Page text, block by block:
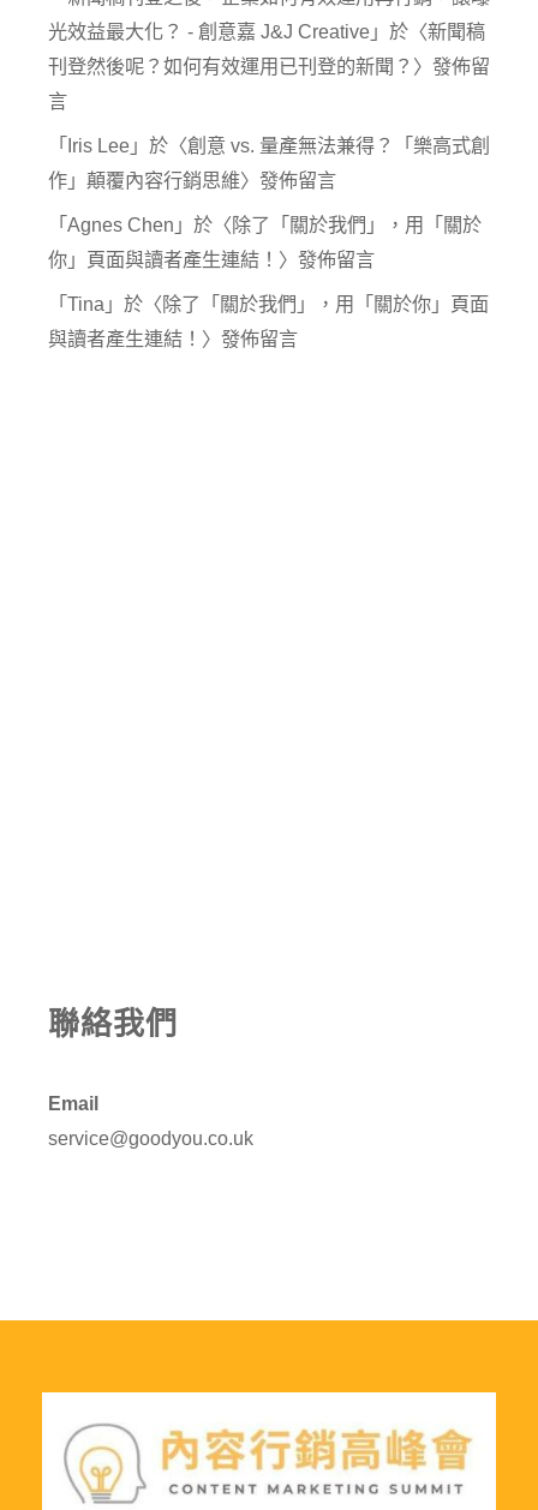
光效益最大化？ - 創意嘉 J&J Creative 」於〈新聞稿
刊登然後呢？如何有效運用已刊登的新聞？ 〉發佈留
言
「 Iris Lee 」於〈創意 vs. 量產無法兼得？「樂高式創
作」顛覆內容行銷思維〉發佈留言
「 Agnes Chen 」於〈除了「關於我們」，用「關於
你」頁面與讀者產生連結！ 〉發佈留言
「 Tina 」於〈除了「關於我們」，用「關於你」頁面
與讀者產生連結！ 〉發佈留言
聯絡我們
Email
service@goodyou.co.uk